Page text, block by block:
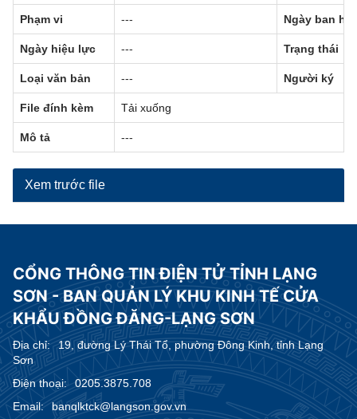
Phạm vi --- Ngày ban
Ngày hiệu lực --- Trạng thái
Loại văn bản --- Người ký
File đính kèm Tải xuống
Mô tả ---
Xem trước file
CỔNG THÔNG TIN ĐIỆN TỬ TỈNH LẠNG
SƠN - BAN QUẢN LÝ KHU KINH TẾ CỬA
KHẨU ĐỒNG ĐĂNG-LẠNG SƠN
Địa chỉ:
19, đường Lý Thái Tổ, phường Đông Kinh, tỉnh Lạng
Sơn
Điện thoại:
0205.3875.708
Email:
banqlktck@langson.gov.vn